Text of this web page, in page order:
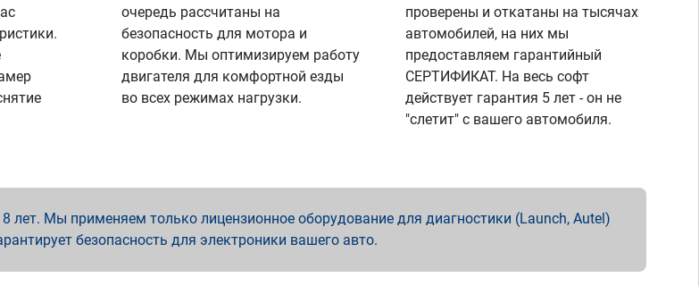
очередь рассчитаны на
безопасность для мотора и
коробки. Мы оптимизируем работу
двигателя для комфортной езды
во всех режимах нагрузки.
проверены и откатаны на тысячах
автомобилей, на них мы
предоставляем гарантийный
СЕРТИФИКАТ. На весь софт
действует гарантия 5 лет - он не
"слетит" с вашего автомобиля.
Мы применяем только лицензионное оборудование для диагностики (Launch, Autel)
безопасность для электроники вашего авто.